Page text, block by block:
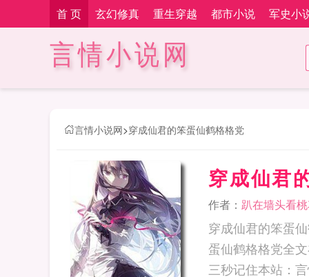
首 页 玄幻修真 重生穿越 都市小说 军史小
言情小说网
言情小说网>穿成仙君的笨蛋仙鹤格格党
穿成仙君
作者： 趴在墙头看
穿成仙君的笨蛋
蛋仙鹤格格党全